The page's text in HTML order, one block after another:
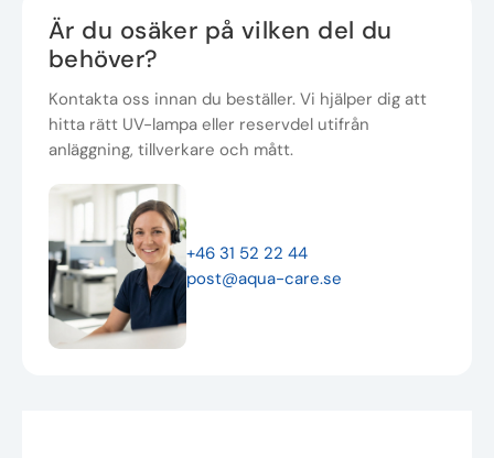
Är du osäker på vilken del du
behöver?
Kontakta oss innan du beställer. Vi hjälper dig att
hitta rätt UV-lampa eller reservdel utifrån
anläggning, tillverkare och mått.
+46 31 52 22 44
post@aqua-care.se